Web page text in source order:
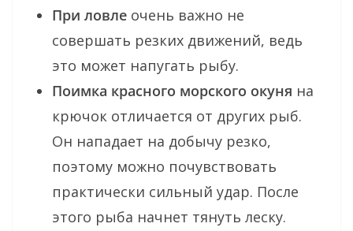
При ловле очень важно не
совершать резких движений, ведь
это может напугать рыбу.
Поимка красного морского окуня на
крючок отличается от других рыб.
Он нападает на добычу резко,
поэтому можно почувствовать
практически сильный удар. После
этого рыба начнет тянуть леску.